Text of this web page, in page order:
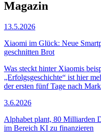
Magazin
13.5.2026
Xiaomi im Glück: Neue
geschnitten Brot
Was steckt hinter Xiaomis
„Erfolgsgeschichte“ ist hier
der ersten fünf Tage nach
3.6.2026
Alphabet plant, 80 Milliarden
im Bereich KI zu finanzieren